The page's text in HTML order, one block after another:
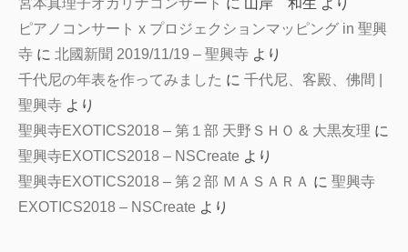
ピアノコンサート x プロジェクションマッピング in 聖興
寺 に 北國新聞 2019/11/19 – 聖興寺 より
千代尼の年表を作ってみました に 千代尼、客殿、佛間 |
聖興寺 より
聖興寺EXOTICS2018 – 第１部 天野ＳＨＯ & 大黒友理 に
聖興寺EXOTICS2018 – NSCreate より
聖興寺EXOTICS2018 – 第２部 ＭＡＳＡＲＡ に 聖興寺
EXOTICS2018 – NSCreate より